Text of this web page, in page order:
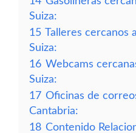
Suiza:
15 Talleres cercanos
Suiza:
16 Webcams
Suiza:
17 Oficinas de
Cantabria:
18 Contenido